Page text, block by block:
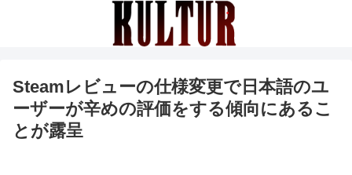
Steamレビューの仕様変更で日本語のユ
ーザーが辛めの評価をする傾向にあるこ
とが露呈